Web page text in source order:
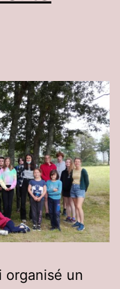
organisé un